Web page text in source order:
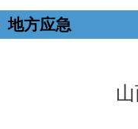
地方应急